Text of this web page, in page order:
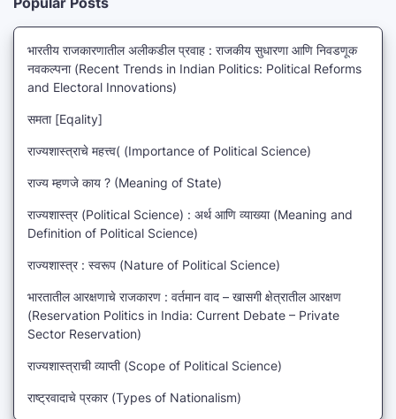
भारतीय राजकारणातील अलीकडील प्रवाह : राजकीय सुधारणा आणि निवडणूक
नवकल्पना (Recent Trends in Indian Politics: Political Reforms
and Electoral Innovations)
समता [Eqality]
राज्यशास्त्राचे महत्त्व( (Importance of Political Science)
राज्य म्हणजे काय ? (Meaning of State)
राज्यशास्त्र (Political Science) : अर्थ आणि व्याख्या (Meaning and
Definition of Political Science)
राज्यशास्त्र : स्वरूप (Nature of Political Science)
भारतातील आरक्षणाचे राजकारण : वर्तमान वाद – खासगी क्षेत्रातील आरक्षण
(Reservation Politics in India: Current Debate – Private
Sector Reservation)
राज्यशास्त्राची व्याप्ती (Scope of Political Science)
राष्ट्रवादाचे प्रकार (Types of Nationalism)